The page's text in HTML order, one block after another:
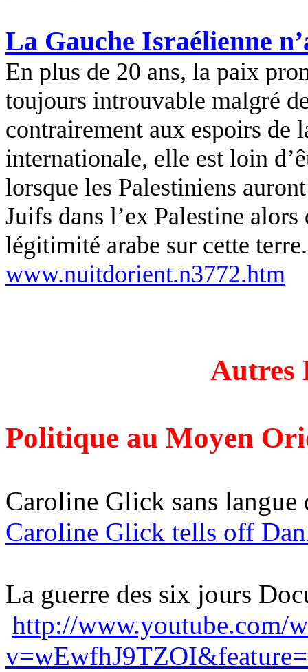
La Gauche Israélienne
En plus de 20 ans, la paix
toujours introuvable malgré
contrairement aux espoirs de
internationale, elle est loin
lorsque les Palestiniens
Juifs dans l’ex Palestine
légitimité arabe sur cette terre.
www.nuitdorient.n3772.htm
Autres
Politique au Moyen
Caroline Glick sans
Caroline Glick tells off
La guerre des six jours
http://www.youtube.com/